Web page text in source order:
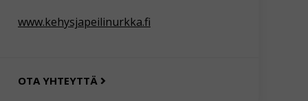
www.kehysjapeilinurkka.fi
OTA YHTEYTTÄ